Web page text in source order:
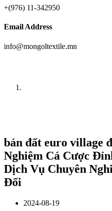
+(976) 11-342950
Email Address
info@mongoltextile.mn
bán đất euro village
Nghiệm Cá Cược
Dịch Vụ Chuyên
Đối
2024-08-19